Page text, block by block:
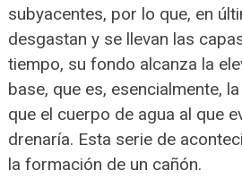
subyacentes, por lo que, en
desgastan y se llevan las
tiempo, su fondo alcanza la
base, que es, esencialmente,
que el cuerpo de agua al que
drenaría. Esta serie de
la formación de un cañón.